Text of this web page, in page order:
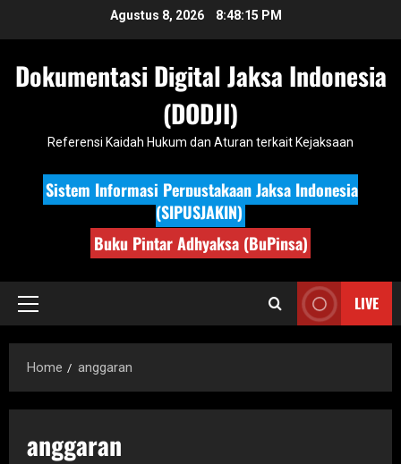
Agustus 8, 2026 8:48:16 PM
Dokumentasi Digital Jaksa Indonesia
(DODJI)
Referensi Kaidah Hukum dan Aturan terkait Kejaksaan
Sistem Informasi Perpustakaan Jaksa Indonesia
(SIPUSJAKIN)
Buku Pintar Adhyaksa (BuPinsa)
Primary
LIVE
Home anggaran
anggaran